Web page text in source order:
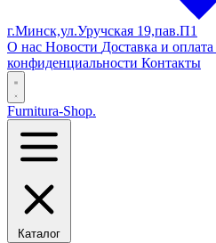
г.Минск,ул.Уручская 19,пав.П1
О нас Новости Доставка и оплата
конфиденциальности Контакты
Furnitura-Shop.
Каталог